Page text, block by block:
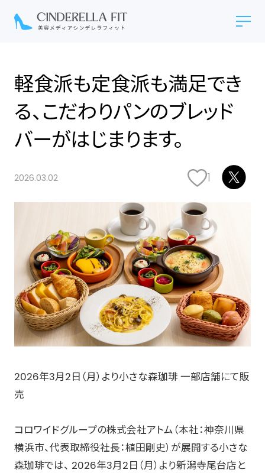
軽食派も定食派も満足でき
る、こだわりパンのブレッド
バーがはじまります。
2026.03.02 1
2026年3月2日（月）より小さな森珈琲 一部店舗にて販
売
コロワイドグループの株式会社アトム（本社：神奈川県
横浜市、代表取締役社長：植田剛史）が展開する小さな
森珈琲では、 2026年3月2日（月）より新潟寺尾台店と